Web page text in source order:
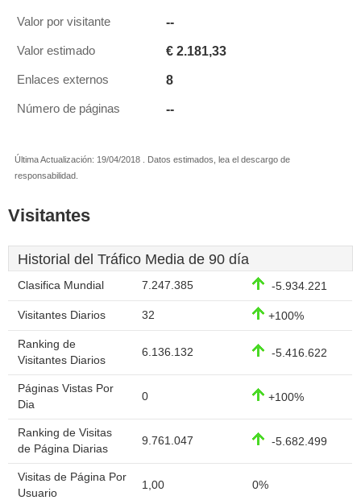
Valor por visitante --
Valor estimado € 2.181,33
Enlaces externos 8
Número de páginas --
Última Actualización: 19/04/2018 . Datos estimados, lea el descargo de
responsabilidad.
Visitantes
Historial del Tráfico Media de 90 día
Clasifica Mundial 7.247.385 -5.934.221
Visitantes Diarios 32 +100%
Ranking de
Visitantes Diarios
6.136.132 -5.416.622
Páginas Vistas Por
Dia
0 +100%
Ranking de Visitas
de Página Diarias
9.761.047 -5.682.499
Visitas de Página Por
Usuario
1,00 0%